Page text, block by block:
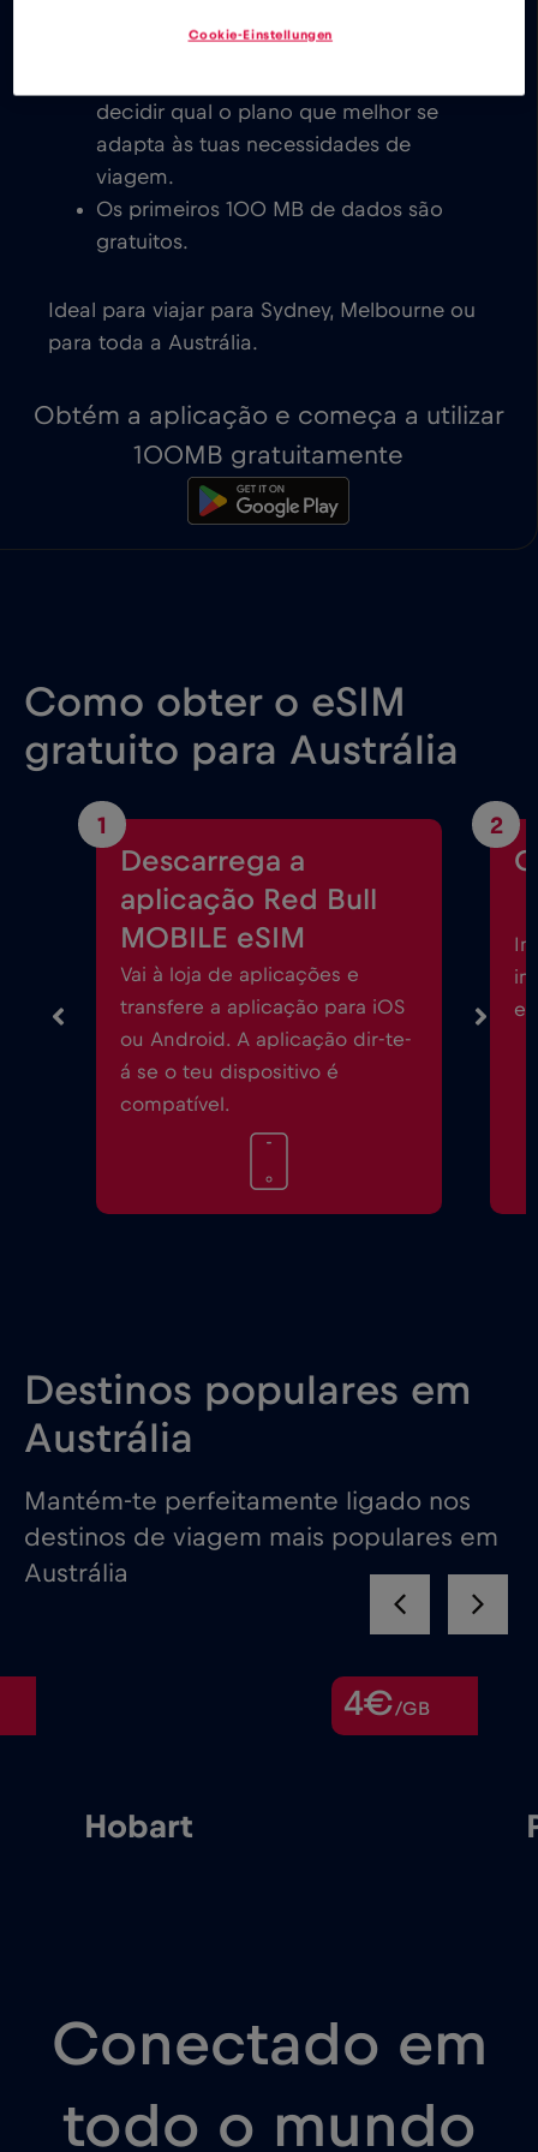
com ativação imediata em dispositivos
decidir qual o plano que melhor se
adapta às tuas necessidades de
viagem.
Os primeiros 100 MB de dados são
gratuitos.
Ideal para viajar para Sydney, Melbourne ou
para toda a Austrália.
Obtém a aplicação e começa a utilizar
100MB gratuitamente
Como obter o eSIM
gratuito para Austrália
1
Descarrega a
aplicação Red Bull
MOBILE eSIM
Vai à loja de aplicações e
transfere a aplicação para iOS
ou Android. A aplicação dir-te-
á se o teu dispositivo é
compatível.
2
Destinos populares em
Austrália
Mantém-te perfeitamente ligado nos
destinos de viagem mais populares em
Austrália
4€/GB
Hobart
Conectado em
todo o mundo
Cookie-Einstellungen